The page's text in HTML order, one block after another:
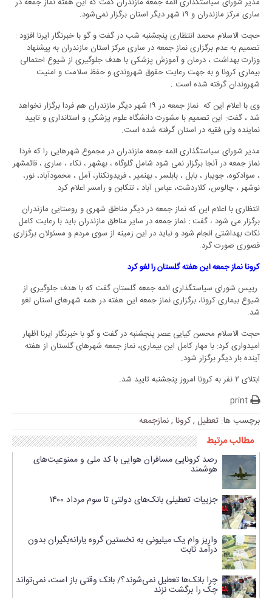
ساری مرکز مازندران و ۱۹ شهر دیگر استان برگزار نمی‌شود.
حجت الاسلام محمد انتظاری پنجشنبه شب در گفت و گو با خبرنگار ایرنا افزود :
تصمیم به عدم برگزاری نماز جمعه در ساری مرکز استان مازندران به پیشنهاد
وزارت بهداشت ، درمان و آموزش پزشکی با هدف جلوگیری از شیوع احتمالی
بیماری کرونا و به جهت رعایت حقوق شهروندی و حفظ سلامت و امنیت
شهروندان گرفته شده است .
وی با اعلام این که نماز جمعه در ۱۹ شهر دیگر مازندران هم فردا برگزار نخواهد
شد ، گفت: این تصمیم با مشورت دانشگاه علوم پزشکی و استانداری و تایید
نماینده ولی فقیه در استان گرفته شده است.
مدیر شورای سیاستگذاری ائمه جمعه مازندران در مجموع شهرهایی را که فردا
نماز جمعه در آنجا برگزار نمی شود شامل گلوگاه ، بهشهر ، نکاء ، ساری ، قائمشهر
، سوادکوه، جویبار ، بابل ، بابلسر ، بهنمیر ، فریدونکنار، آمل ، محمودآباد، نور،
نوشهر ، چالوس، کلاردشت، عباس آباد ، تنکابن و رامسر اعلام کرد.
انتظاری با اعلام این که نماز جمعه در دیگر مناطق شهری و روستایی مازندران
برگزار می شود ، گفت : نماز جمعه در سایر مناطق مازندران باید با رعایت کامل
نکات بهداشتی انجام شود و نباید در این زمینه از سوی مردم و مسئولان برگزاری
قصوری صورت گرد.
کرونا نماز جمعه این هفته گلستان را لغو کرد
رییس شورای سیاستگذاری ائمه جمعه گلستان گفت که با هدف جلوگیری از
شیوع بیماری کرونا، برگزاری نماز جمعه این هفته در همه شهرهای استان لغو
شد.
حجت الاسلام محسن کیایی عصر پنجشنبه در گفت و گو با خبرنگار ایرنا اظهار
امیدواری کرد: با مهار کامل این بیماری، نماز جمعه شهرهای گلستان از هفته
آینده بار دیگر برگزار شود.
ابتلای ۲ نفر به کرونا امروز پنجشنبه تایید شد.
print
برچسب ها: تعطیل ,کرونا ,نمازجمعه
مطالب مرتبط
رصد کرونایی مسافران هوایی با کد ملی و ممنوعیت‌های
هوشمند
جزییات تعطیلی بانک‌های دولتی تا سوم مرداد ۱۴۰۰
واریز وام یک میلیونی به نخستین گروه یارانه‌بگیران بدون
درآمد ثابت
چرا بانک‌ها تعطیل نمی‌شوند؟/ بانک وقتی باز است، نمی‌تواند
چک را برگشت نزند